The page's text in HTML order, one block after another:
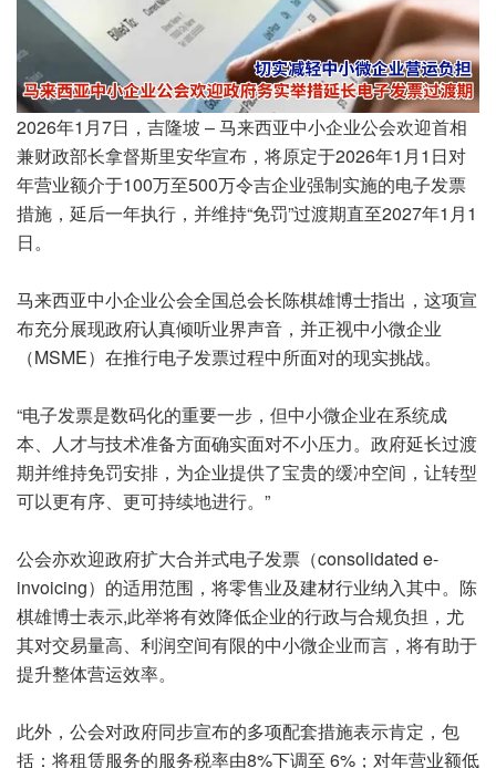
2026年1月7日，吉隆坡 – 马来西亚中小企业公会欢迎首相
兼财政部长拿督斯里安华宣布，将原定于2026年1月1日对
年营业额介于100万至500万令吉企业强制实施的电子发票
措施，延后一年执行，并维持“免罚”过渡期直至2027年1月1
日。
马来西亚中小企业公会全国总会长陈棋雄博士指出，这项宣
布充分展现政府认真倾听业界声音，并正视中小微企业
（MSME）在推行电子发票过程中所面对的现实挑战。
“电子发票是数码化的重要一步，但中小微企业在系统成
本、人才与技术准备方面确实面对不小压力。政府延长过渡
期并维持免罚安排，为企业提供了宝贵的缓冲空间，让转型
可以更有序、更可持续地进行。”
公会亦欢迎政府扩大合并式电子发票（consolidated e-
invoicing）的适用范围，将零售业及建材行业纳入其中。陈
棋雄博士表示,此举将有效降低企业的行政与合规负担，尤
其对交易量高、利润空间有限的中小微企业而言，将有助于
提升整体营运效率。
此外，公会对政府同步宣布的多项配套措施表示肯定，包
括：将租赁服务的服务税率由8%下调至 6%；对年营业额低